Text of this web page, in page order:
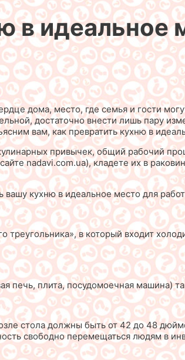
в идеальное
дома, место, где семья и гости
достаточно внести лишь пару
вам, как превратить кухню в
привычек, общий рабочий
nadavi.com.ua), кладете их в
вашу кухню в идеальное место для
треугольника», в который входит
печь, плита, посудомоечная машина)
стола должны быть от 42 до 48
свободно перемещаться людям в